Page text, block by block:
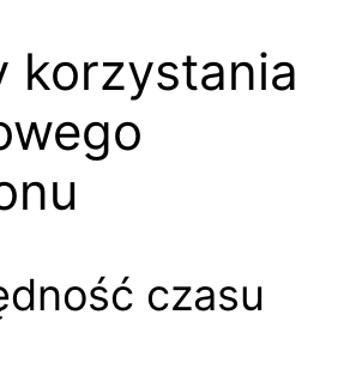
korzystania
czasu